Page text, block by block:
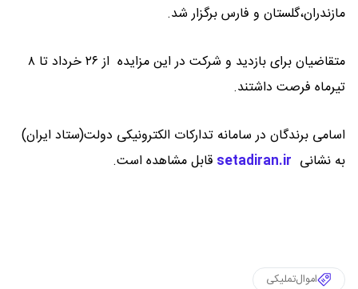
مازندران،گلستان و فارس برگزار شد.
متقاضیان برای بازدید و شرکت در این مزایده از ۲۶ خرداد تا ۸
تیرماه فرصت داشتند.
اسامی برندگان در سامانه تدارکات الکترونیکی دولت(ستاد ایران)
به نشانی setadiran.ir قابل مشاهده است.
اموال‌تملیکی